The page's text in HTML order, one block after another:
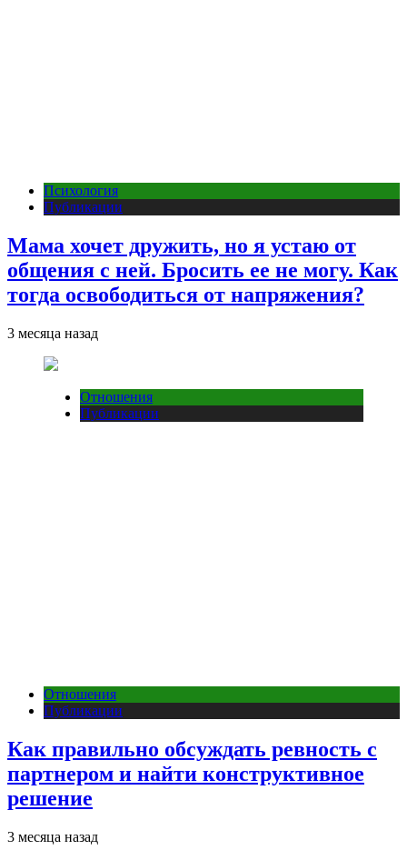
Психология
Публикации
Мама хочет дружить, но я устаю от
общения с ней. Бросить ее не могу. Как
тогда освободиться от напряжения?
3 месяца назад
Отношения
Публикации
Отношения
Публикации
Как правильно обсуждать ревность с
партнером и найти конструктивное
решение
3 месяца назад